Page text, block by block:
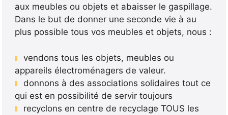
aux meubles ou objets et abaisser le gaspillage.
Dans le but de donner une seconde vie à au
plus possible tous vos meubles et objets, nous :
vendons tous les objets, meubles ou
appareils électroménagers de valeur.
donnons à des associations solidaires tout ce
qui est en possibilité de servir toujours
recyclons en centre de recyclage TOUS les